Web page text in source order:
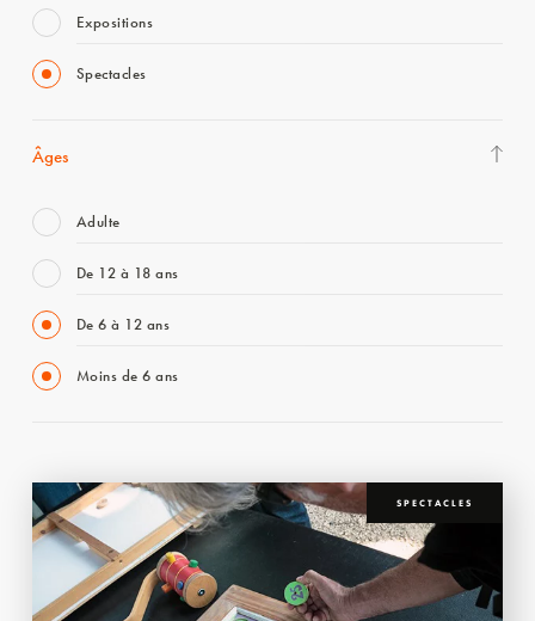
Expositions
Spectacles
Âges
Adulte
De 12 à 18 ans
De 6 à 12 ans
Moins de 6 ans
SPECTACLES